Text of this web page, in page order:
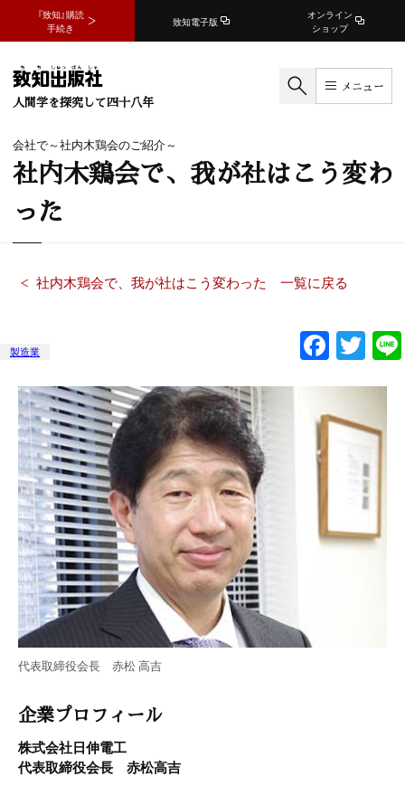
『致知』購読
手続き
致知電子版
オンライン
ショップ
人間学を探究して四十八年
メニュー
会社で～社内木鶏会のご紹介～
社内木鶏会で、我が社はこう変わ
った
社内木鶏会で、我が社はこう変わった 一覧に戻る
製造業 F
a
c
e
o
k
T
w
er
代表取締役会長 赤松 高吉
企業プロフィール
株式会社日伸電工
代表取締役会長 赤松高吉